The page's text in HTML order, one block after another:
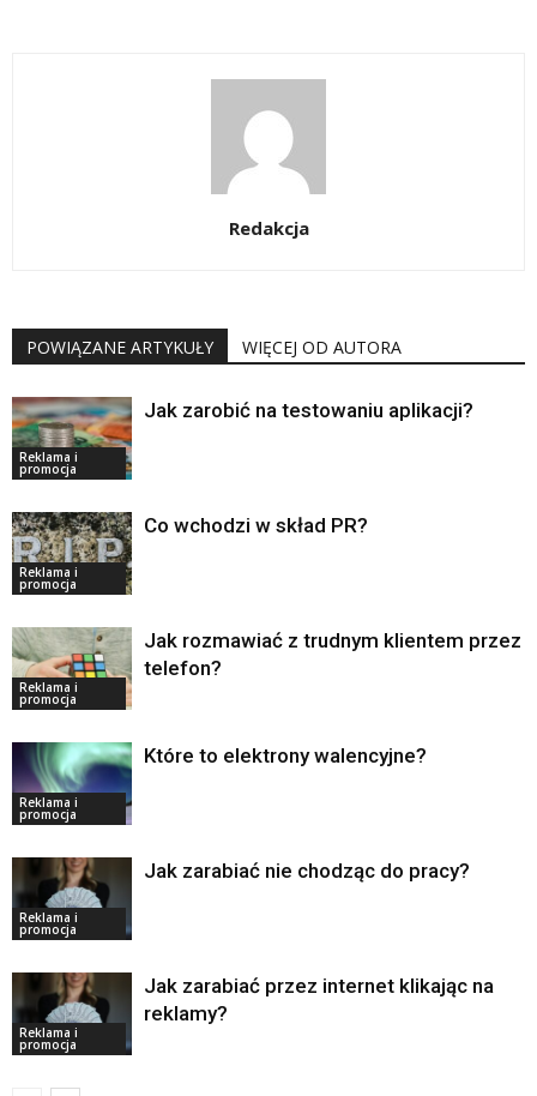
Redakcja
POWIĄZANE ARTYKUŁY WIĘCEJ OD AUTORA
Reklama i
promocja
Jak zarobić na testowaniu aplikacji?
Reklama i
promocja
Co wchodzi w skład PR?
Reklama i
promocja
Jak rozmawiać z trudnym klientem przez
telefon?
Reklama i
promocja
Które to elektrony walencyjne?
Reklama i
promocja
Jak zarabiać nie chodząc do pracy?
Reklama i
promocja
Jak zarabiać przez internet klikając na
reklamy?